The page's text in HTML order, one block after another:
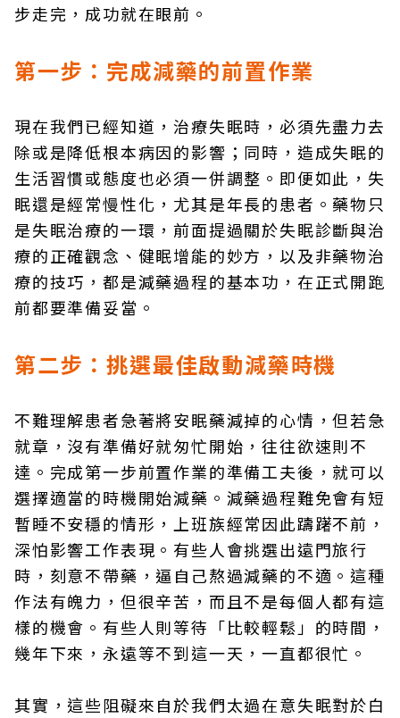
步走完，成功就在眼前。
第一步：完成減藥的前置作業
現在我們已經知道，治療失眠時，必須先盡力去
除或是降低根本病因的影響；同時，造成失眠的
生活習慣或態度也必須一併調整。即便如此，失
眠還是經常慢性化，尤其是年長的患者。藥物只
是失眠治療的一環，前面提過關於失眠診斷與治
療的正確觀念、健眠增能的妙方，以及非藥物治
療的技巧，都是減藥過程的基本功，在正式開跑
前都要準備妥當。
第二步：挑選最佳啟動減藥時機
不難理解患者急著將安眠藥減掉的心情，但若急
就章，沒有準備好就匆忙開始，往往欲速則不
達。完成第一步前置作業的準備工夫後，就可以
選擇適當的時機開始減藥。減藥過程難免會有短
暫睡不安穩的情形，上班族經常因此躊躇不前，
深怕影響工作表現。有些人會挑選出遠門旅行
時，刻意不帶藥，逼自己熬過減藥的不適。這種
作法有魄力，但很辛苦，而且不是每個人都有這
樣的機會。有些人則等待「比較輕鬆」的時間，
幾年下來，永遠等不到這一天，一直都很忙。
其實，這些阻礙來自於我們太過在意失眠對於白